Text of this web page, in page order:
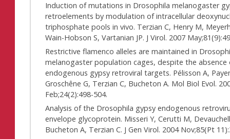
Induction of mutations in Drosophila melanogaster
retroelements by modulation of intracellular
triphosphate pools in vivo. Terzian C, Henry M,
Wain-Hobson S, Vartanian JP. J Virol. 2007
Restrictive flamenco alleles are maintained in
melanogaster population cages, despite the absence
endogenous gypsy retroviral targets. Pélisson A,
Groschêne G, Terzian C, Bucheton A. Mol Biol Evol.
Feb;24(2):498-504.
Analysis of the Drosophila gypsy endogenous
envelope glycoprotein. Misseri Y, Cerutti M,
Bucheton A, Terzian C. J Gen Virol. 2004 Nov;85(Pt